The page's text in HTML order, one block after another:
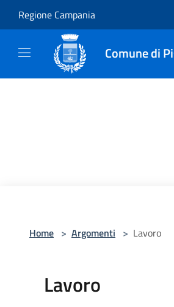
Regione Campania
Comune di
Home > Argomenti > Lavoro
Lavoro